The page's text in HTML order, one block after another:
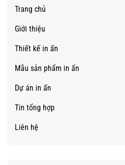
Trang chủ
Giới thiệu
Thiết kế in ấn
Mẫu sản phẩm in ấn
Dự án in ấn
Tin tổng hợp
Liên hệ